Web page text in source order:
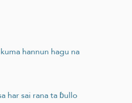
hannun hagu na
har sai rana ta ɓullo